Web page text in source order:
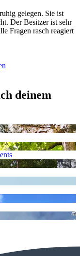
gelegen. Sie ist
Der Besitzer ist sehr
Fragen rasch reagiert
deinem